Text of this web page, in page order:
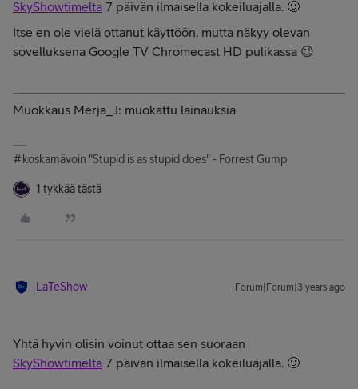
SkyShowtimelta 7 päivän ilmaisella kokeiluajalla. 🙂
Itse en ole vielä ottanut käyttöön, mutta näkyy olevan
sovelluksena Google TV Chromecast HD pulikassa 😉
Muokkaus Merja_J: muokattu lainauksia
#koskamävoin "Stupid is as stupid does" - Forrest Gump
1 tykkää tästä
LaTeShow Forum|Forum|3 years ago
Yhtä hyvin olisin voinut ottaa sen suoraan
SkyShowtimelta 7 päivän ilmaisella kokeiluajalla. 🙂